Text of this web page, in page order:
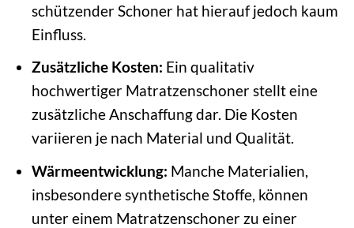
schützender Schoner hat hierauf jedoch kaum
Einfluss.
Zusätzliche Kosten: Ein qualitativ
hochwertiger Matratzenschoner stellt eine
zusätzliche Anschaffung dar. Die Kosten
variieren je nach Material und Qualität.
Wärmeentwicklung: Manche Materialien,
insbesondere synthetische Stoffe, können
unter einem Matratzenschoner zu einer